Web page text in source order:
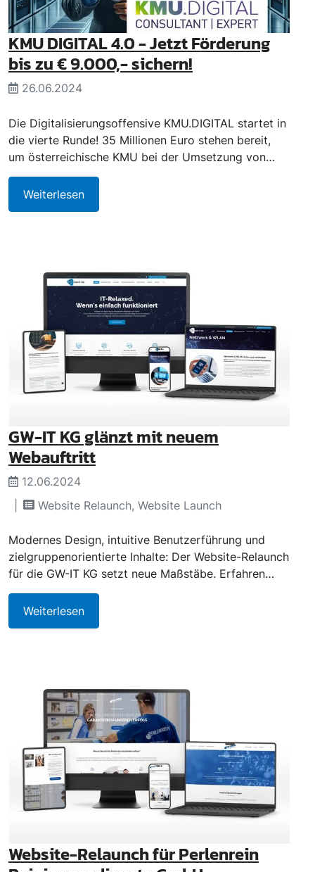
KMU DIGITAL 4.0 - Jetzt Förderung
bis zu € 9.000,- sichern!
26.06.2024
Die Digitalisierungsoffensive KMU.DIGITAL startet in
die vierte Runde! 35 Millionen Euro stehen bereit,
um österreichische KMU bei der Umsetzung von…
Weiterlesen
GW-IT KG glänzt mit neuem
Webauftritt
12.06.2024
Website Relaunch, Website Launch
Modernes Design, intuitive Benutzerführung und
zielgruppenorientierte Inhalte: Der Website-Relaunch
für die GW-IT KG setzt neue Maßstäbe. Erfahren…
Weiterlesen
Website-Relaunch für Perlenrein